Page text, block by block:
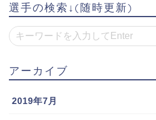
選手の検索↓(随時更新)
アーカイブ
2019年7月